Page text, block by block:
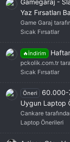
Gamegaraj -
Yaz Fırsatları
Game Garaj
Sıcak Fırsatlar
🔥İndirim
pckolik.com.tr
Sıcak Fırsatlar
Öneri
60.000-
Uygun Laptop
Cankare
Laptop Önerileri